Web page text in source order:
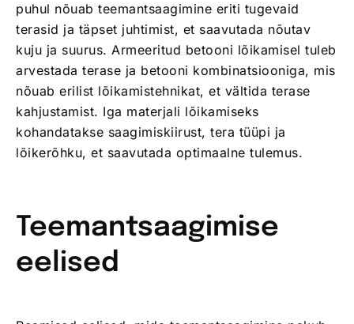
puhul nõuab teemantsaagimine eriti tugevaid
terasid ja täpset juhtimist, et saavutada nõutav
kuju ja suurus. Armeeritud betooni lõikamisel tuleb
arvestada terase ja betooni kombinatsiooniga, mis
nõuab erilist lõikamistehnikat, et vältida terase
kahjustamist. Iga materjali lõikamiseks
kohandatakse saagimiskiirust, tera tüüpi ja
lõikerõhku, et saavutada optimaalne tulemus.
Teemantsaagimise
eelised